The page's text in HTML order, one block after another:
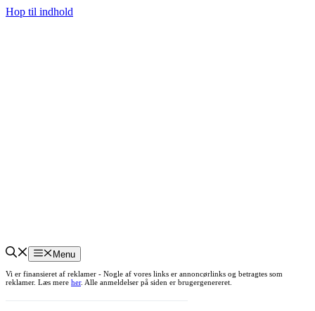
Hop til indhold
Menu
Vi er finansieret af reklamer - Nogle af vores links er annoncørlinks og betragtes som
reklamer. Læs mere her. Alle anmeldelser på siden er brugergenereret.